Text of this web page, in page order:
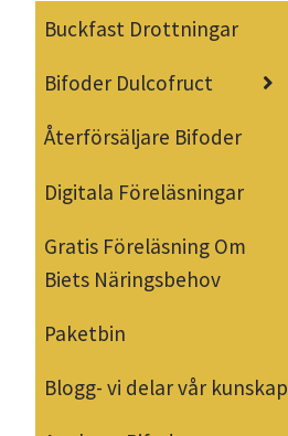
Buckfast Drottningar
Bifoder Dulcofruct
Återförsäljare Bifoder
Digitala Föreläsningar
Gratis Föreläsning Om
Biets Näringsbehov
Paketbin
Blogg- vi delar vår kunskap